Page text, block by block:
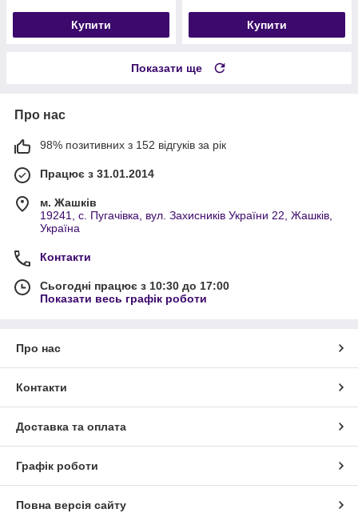
Купити Купити
Показати ще
Про нас
98% позитивних з 152 відгуків за рік
Працює з 31.01.2014
м. Жашків
19241, с. Пугачівка, вул. Захисників України 22, Жашків,
Україна
Контакти
Сьогодні працює з 10:30 до 17:00
Показати весь графік роботи
Про нас
Контакти
Доставка та оплата
Графік роботи
Повна версія сайту